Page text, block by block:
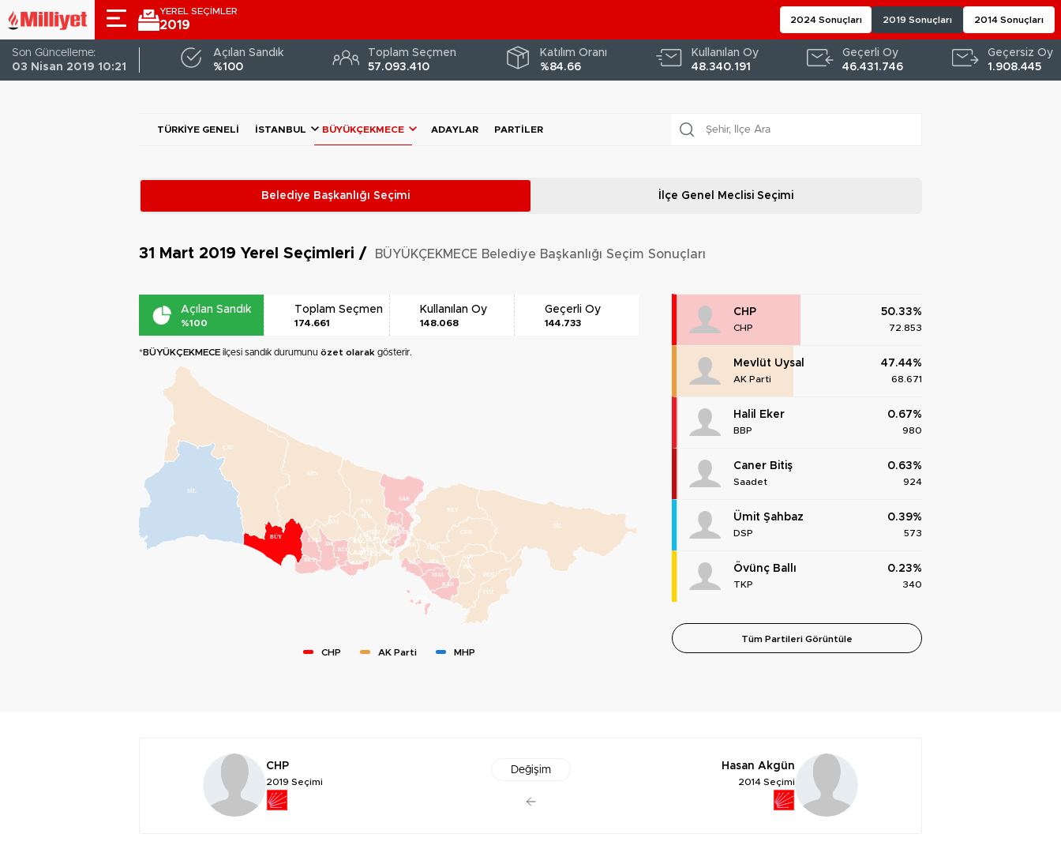
YEREL SEÇİMLER
2019 2024 Sonuçları 2019 Sonuçları 2014 Sonuçları
Son Güncelleme:
03 Nisan 2019 10:21
Açılan Sandık
%100
Toplam Seçmen
57.093.410
Katılım Oranı
%84.66
Kullanılan Oy
48.340.191
Geçerli Oy
46.431.746
Geçersiz Oy
1.908.445
TÜRKIYE GENELI İSTANBUL BÜYÜKÇEKMECE ADAYLAR PARTILER
Belediye Başkanlığı Seçimi İlçe Genel MeclisiSeçimi
31 Mart 2019 Yerel Seçimleri / BÜYÜKÇEKMECE Belediye Başkanlığı Seçim Sonuçları
Açılan Sandık
%100
Toplam Seçmen
174.661
Kullanılan Oy
148.068
Geçerli Oy
144.733
*BÜYÜKÇEKMECE ilçesi sandık durumunu özet olarak gösterir.
BAH
ATA
BÜY
AVC
ŞİŞ
BEŞ
ESE
GÜN
ÜSK
FAT
BAY BEY
KAD
GAZ
KÜÇ
BAŞ
KAR
MAL
SUL
SUL
BEY
ESE
TUZ
KAĞ
SAN
SAR
ÇEK
PEN
ŞİL
ZEY
SİL
ÜMR
ÇAT
BEY
ARN
BAĞ
EYÜ
BAK
CHP AK Parti MHP
CHP
CHP
50.33%
72.853
Mevlüt Uysal
AK Parti
47.44%
68.671
Halil Eker
BBP
0.67%
980
Caner Bitiş
Saadet
0.63%
924
Ümit Şahbaz
DSP
0.39%
573
Övünç Ballı
TKP
0.23%
340
Tüm Partileri Görüntüle
CHP
2019 Seçimi
Değişim Hasan Akgün
2014 Seçimi